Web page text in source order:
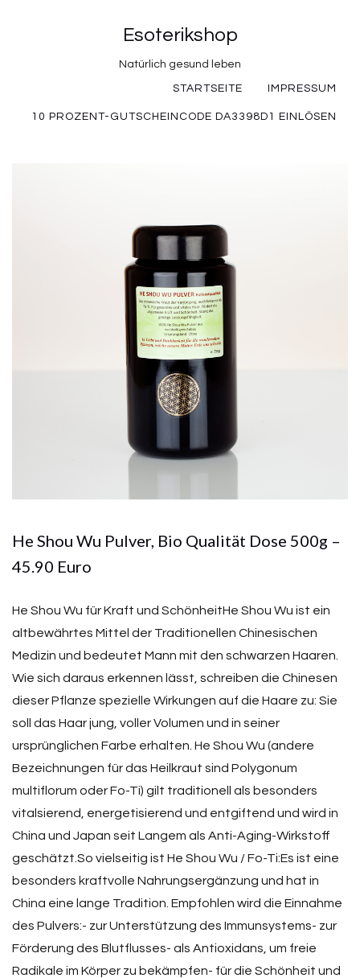
Esoterikshop
Natürlich gesund leben
STARTSEITE IMPRESSUM
10 PROZENT-GUTSCHEINCODE DA3398D1 EINLÖSEN
He Shou Wu Pulver, Bio Qualität Dose 500g –
45.90 Euro
He Shou Wu für Kraft und SchönheitHe Shou Wu ist ein
altbewährtes Mittel der Traditionellen Chinesischen
Medizin und bedeutet Mann mit den schwarzen Haaren.
Wie sich daraus erkennen lässt, schreiben die Chinesen
dieser Pflanze spezielle Wirkungen auf die Haare zu: Sie
soll das Haar jung, voller Volumen und in seiner
ursprünglichen Farbe erhalten. He Shou Wu (andere
Bezeichnungen für das Heilkraut sind Polygonum
multiflorum oder Fo-Ti) gilt traditionell als besonders
vitalsierend, energetisierend und entgiftend und wird in
China und Japan seit Langem als Anti-Aging-Wirkstoff
geschätzt.So vielseitig ist He Shou Wu / Fo-Ti:Es ist eine
besonders kraftvolle Nahrungsergänzung und hat in
China eine lange Tradition. Empfohlen wird die Einnahme
des Pulvers:- zur Unterstützung des Immunsystems- zur
Förderung des Blutflusses- als Antioxidans, um freie
Radikale im Körper zu bekämpfen- für die Schönheit und